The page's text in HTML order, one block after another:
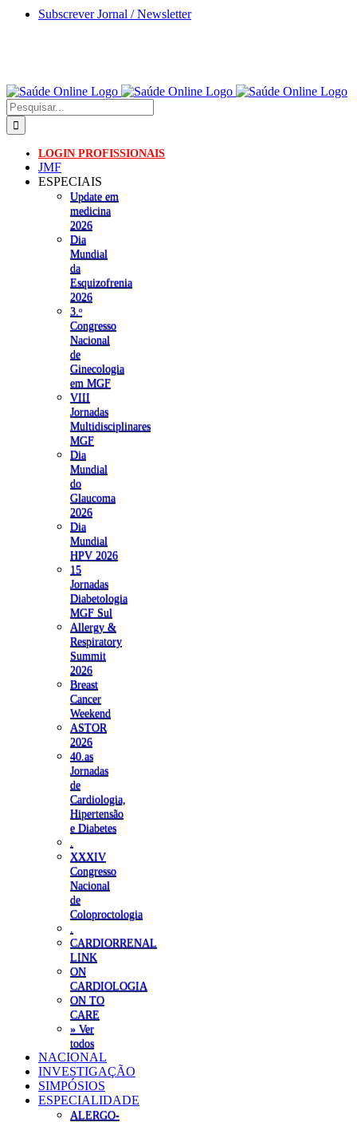
Skip
Subscrever Jornal / Newsletter
Pesquisar
LOGIN PROFISSIONAIS
JMF
ESPECIAIS
Update em
medicina
2026
Dia
Mundial
da
Esquizofrenia
2026
3.ᵒ
Congresso
Nacional
de
Ginecologia
em MGF
VIII
Jornadas
Multidisciplinares
MGF
Dia
Mundial
do
Glaucoma
2026
Dia
Mundial
HPV 2026
15
Jornadas
Diabetologia
MGF Sul
Allergy &
Respiratory
Summit
2026
Breast
Cancer
Weekend
ASTOR
2026
40.as
Jornadas
de
Cardiologia,
Hipertensão
e Diabetes
XXXIV
Congresso
Nacional
de
Coloproctologia
CARDIORRENAL
LINK
ON
CARDIOLOGIA
ON TO
CARE
» Ver
todos
NACIONAL
INVESTIGAÇÃO
SIMPÓSIOS
ESPECIALIDADE
ALERGO-